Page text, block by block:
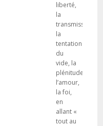
liberté,
la
transmission,
la
tentation
du
vide, la
plénitude,
l’amour,
la foi,
en
allant «
tout au